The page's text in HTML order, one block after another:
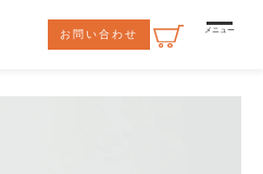
お問い合わせ メニュー